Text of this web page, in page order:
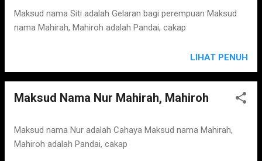
Maksud nama Siti adalah Gelaran bagi perempuan Maksud
nama Mahirah, Mahiroh adalah Pandai, cakap
LIHAT PENUH
Maksud Nama Nur Mahirah, Mahiroh
Maksud nama Nur adalah Cahaya Maksud nama Mahirah,
Mahiroh adalah Pandai, cakap